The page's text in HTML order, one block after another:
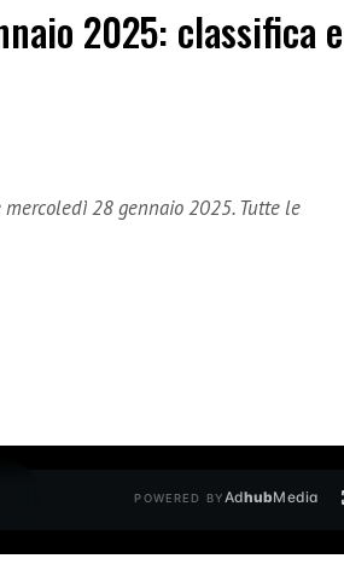
2025: classifica e
mercoledì 28 gennaio 2025. Tutte le
POWERED BYAdhubMedia